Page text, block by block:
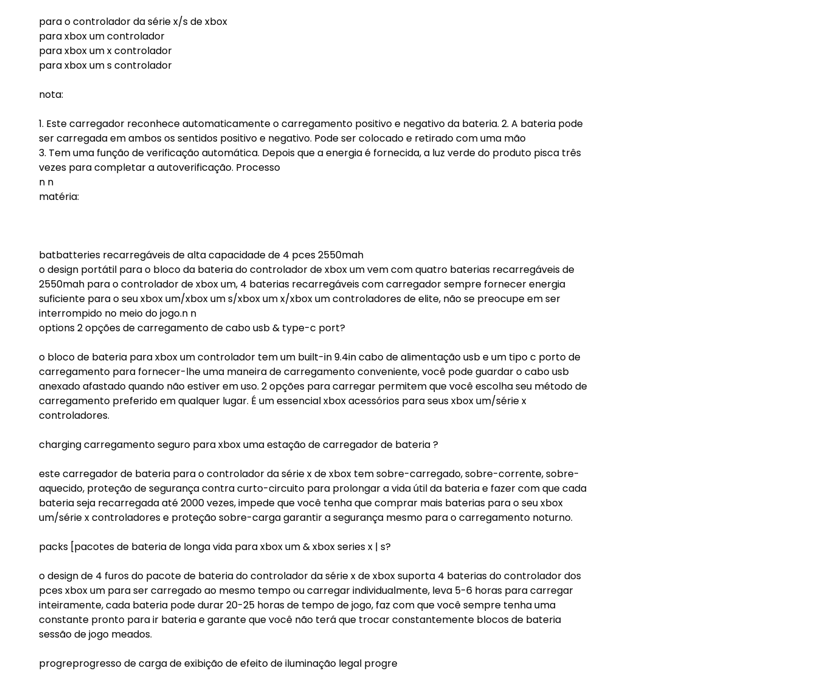
para o controlador da série x/s de xbox
para xbox um controlador
para xbox um x controlador
para xbox um s controlador
nota:
1. Este carregador reconhece automaticamente o carregamento positivo e negativo da bateria. 2. A bateria pode
ser carregada em ambos os sentidos positivo e negativo. Pode ser colocado e retirado com uma mão
3. Tem uma função de verificação automática. Depois que a energia é fornecida, a luz verde do produto pisca três
vezes para completar a autoverificação. Processo
n n
matéria:
batbatteries recarregáveis de alta capacidade de 4 pces 2550mah
o design portátil para o bloco da bateria do controlador de xbox um vem com quatro baterias recarregáveis de
2550mah para o controlador de xbox um, 4 baterias recarregáveis com carregador sempre fornecer energia
suficiente para o seu xbox um/xbox um s/xbox um x/xbox um controladores de elite, não se preocupe em ser
interrompido no meio do jogo.n n
options 2 opções de carregamento de cabo usb & type-c port?
o bloco de bateria para xbox um controlador tem um built-in 9.4in cabo de alimentação usb e um tipo c porto de
carregamento para fornecer-lhe uma maneira de carregamento conveniente, você pode guardar o cabo usb
anexado afastado quando não estiver em uso. 2 opções para carregar permitem que você escolha seu método de
carregamento preferido em qualquer lugar. É um essencial xbox acessórios para seus xbox um/série x
controladores.
charging carregamento seguro para xbox uma estação de carregador de bateria ?
este carregador de bateria para o controlador da série x de xbox tem sobre-carregado, sobre-corrente, sobre-
aquecido, proteção de segurança contra curto-circuito para prolongar a vida útil da bateria e fazer com que cada
bateria seja recarregada até 2000 vezes, impede que você tenha que comprar mais baterias para o seu xbox
um/série x controladores e proteção sobre-carga garantir a segurança mesmo para o carregamento noturno.
packs [pacotes de bateria de longa vida para xbox um & xbox series x | s?
o design de 4 furos do pacote de bateria do controlador da série x de xbox suporta 4 baterias do controlador dos
pces xbox um para ser carregado ao mesmo tempo ou carregar individualmente, leva 5-6 horas para carregar
inteiramente, cada bateria pode durar 20-25 horas de tempo de jogo, faz com que você sempre tenha uma
constante pronto para ir bateria e garante que você não terá que trocar constantemente blocos de bateria
sessão de jogo meados.
progreprogresso de carga de exibição de efeito de iluminação legal progre